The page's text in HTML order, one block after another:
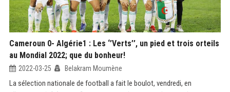
Cameroun 0- Algérie1 : Les ‘’Verts’’, un pied et trois orteils
au Mondial 2022; que du bonheur!
2022-03-25 Belakram Moumène
La sélection nationale de football a fait le boulot, vendredi, en